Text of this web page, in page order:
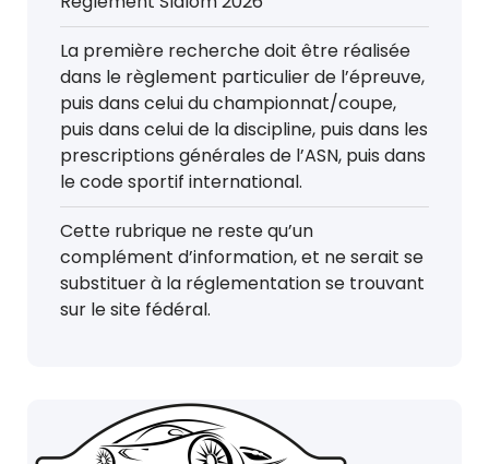
La première recherche doit être réalisée
dans le règlement particulier de l’épreuve,
puis dans celui du championnat/coupe,
puis dans celui de la discipline, puis dans les
prescriptions générales de l’ASN, puis dans
le code sportif international.
Cette rubrique ne reste qu’un
complément d’information, et ne serait se
substituer à la réglementation se trouvant
sur le site fédéral.